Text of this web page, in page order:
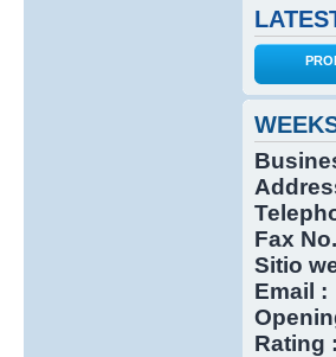
Fax
Sitio
Email :
Rating :